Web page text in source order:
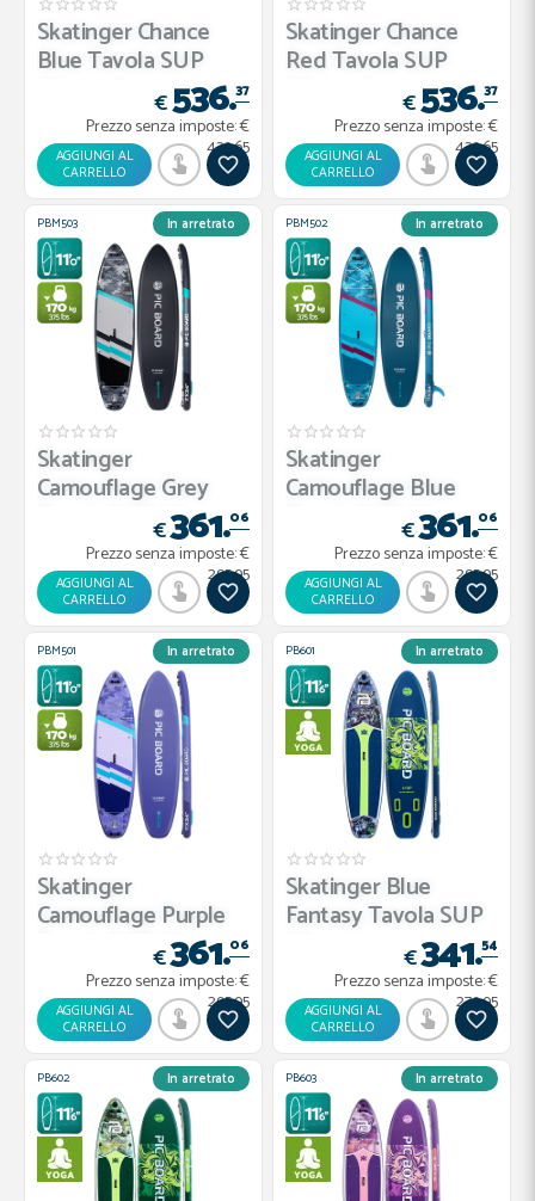
Skatinger Chance
Blue Tavola SUP
€536.37
Prezzo senza imposte:€
439.65
AGGIUNGI AL
CARRELLO
Skatinger Chance
Red Tavola SUP
€536.37
Prezzo senza imposte:€
439.65
AGGIUNGI AL
CARRELLO
PBM503 In arretrato
Skatinger
Camouflage Grey
Tavola SUP Allr...
€361.06
Prezzo senza imposte:€
295.95
AGGIUNGI AL
CARRELLO
PBM502 In arretrato
Skatinger
Camouflage Blue
Tavola SUP Allr...
€361.06
Prezzo senza imposte:€
295.95
AGGIUNGI AL
CARRELLO
PBM501 In arretrato
Skatinger
Camouflage Purple
Tavola SUP Al...
€361.06
Prezzo senza imposte:€
295.95
AGGIUNGI AL
CARRELLO
PB601 In arretrato
Skatinger Blue
Fantasy Tavola SUP
€341.54
Prezzo senza imposte:€
279.95
AGGIUNGI AL
CARRELLO
PB602 In arretrato PB603 In arretrato